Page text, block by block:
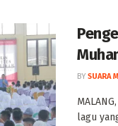
BY SUARA
lagu